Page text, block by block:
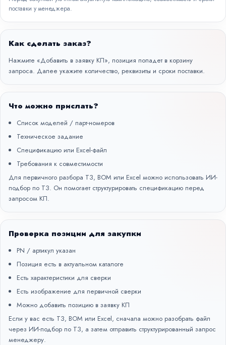
поставки у менеджера.
Как сделать заказ?
Нажмите «Добавить в заявку КП», позиция попадет в корзину
запроса. Далее укажите количество, реквизиты и сроки поставки.
Что можно прислать?
Список моделей / парт-номеров
Техническое задание
Спецификацию или Excel-файл
Требования к совместимости
Для первичного разбора ТЗ, BOM или Excel можно использовать ИИ-
подбор по ТЗ. Он помогает структурировать спецификацию перед
запросом КП.
Проверка позиции для закупки
PN / артикул указан
Позиция есть в актуальном каталоге
Есть характеристики для сверки
Есть изображение для первичной сверки
Можно добавить позицию в заявку КП
Если у вас есть ТЗ, BOM или Excel, сначала можно разобрать файл
через ИИ-подбор по ТЗ, а затем отправить структурированный запрос
менеджеру.